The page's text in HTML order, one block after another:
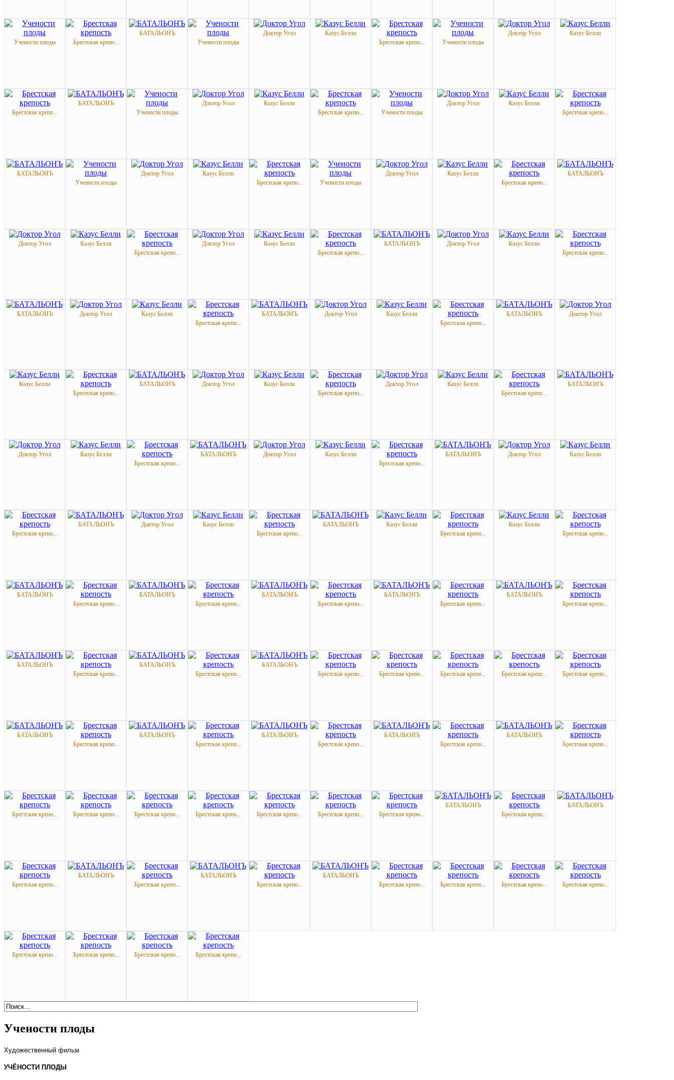
Учености плоды Брестская крепо...
БАТАЛЬОНЪ
Учености плоды
Доктор Угол
Казус Белли
Брестская крепо...
Учености плоды
Доктор Угол Казус Белли
Брестская крепо...
БАТАЛЬОНЪ
Учености плоды
Доктор Угол
Казус Белли
Брестская крепо...
Учености плоды
Доктор Угол
Казус Белли
Брестская крепо...
БАТАЛЬОНЪ
Учености плоды
Доктор Угол
Казус Белли
Брестская крепо...
Учености плоды
Доктор Угол
Казус Белли
Брестская крепо...
БАТАЛЬОНЪ
Доктор Угол
Казус Белли
Брестская крепо...
Доктор Угол
Казус Белли
Брестская крепо...
БАТАЛЬОНЪ Доктор Угол
Казус Белли
Брестская крепо...
БАТАЛЬОНЪ Доктор Угол
Казус Белли
Брестская крепо...
БАТАЛЬОНЪ Доктор Угол
Казус Белли
Брестская крепо...
БАТАЛЬОНЪ Доктор Угол
Казус Белли
Брестская крепо...
БАТАЛЬОНЪ Доктор Угол
Казус Белли
Брестская крепо...
Доктор Угол
Казус Белли
Брестская крепо...
БАТАЛЬОНЪ
Доктор Угол
Казус Белли
Брестская крепо...
БАТАЛЬОНЪ Доктор Угол
Казус Белли
Брестская крепо...
БАТАЛЬОНЪ Доктор Угол Казус Белли
Брестская крепо...
БАТАЛЬОНЪ Доктор Угол
Казус Белли
Брестская крепо...
БАТАЛЬОНЪ
Казус Белли
Брестская крепо...
Казус Белли
Брестская крепо...
БАТАЛЬОНЪ
Брестская крепо...
БАТАЛЬОНЪ
Брестская крепо...
БАТАЛЬОНЪ
Брестская крепо...
БАТАЛЬОНЪ
Брестская крепо...
БАТАЛЬОНЪ
Брестская крепо...
БАТАЛЬОНЪ
Брестская крепо...
БАТАЛЬОНЪ
Брестская крепо...
БАТАЛЬОНЪ
Брестская крепо...
Брестская крепо... Брестская крепо... Брестская крепо... Брестская крепо...
БАТАЛЬОНЪ
Брестская крепо...
БАТАЛЬОНЪ
Брестская крепо...
БАТАЛЬОНЪ
Брестская крепо...
БАТАЛЬОНЪ
Брестская крепо...
БАТАЛЬОНЪ
Брестская крепо...
Брестская крепо... Брестская крепо... Брестская крепо... Брестская крепо... Брестская крепо... Брестская крепо... Брестская крепо...
БАТАЛЬОНЪ
Брестская крепо...
БАТАЛЬОНЪ
Брестская крепо...
БАТАЛЬОНЪ
Брестская крепо...
БАТАЛЬОНЪ
Брестская крепо...
БАТАЛЬОНЪ
Брестская крепо...
Брестская крепо... Брестская крепо... Брестская крепо...
Брестская крепо... Брестская крепо... Брестская крепо... Брестская крепо...
Учености плоды
Художественный фильм
УЧЁНОСТИ ПЛОДЫ